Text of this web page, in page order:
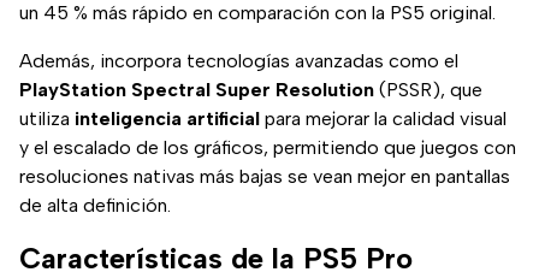
un 45 % más rápido en comparación con la PS5 original.
Además, incorpora tecnologías avanzadas como el
PlayStation Spectral Super Resolution (PSSR), que
utiliza inteligencia artificial para mejorar la calidad visual
y el escalado de los gráficos, permitiendo que juegos con
resoluciones nativas más bajas se vean mejor en pantallas
de alta definición.
Características de la PS5 Pro